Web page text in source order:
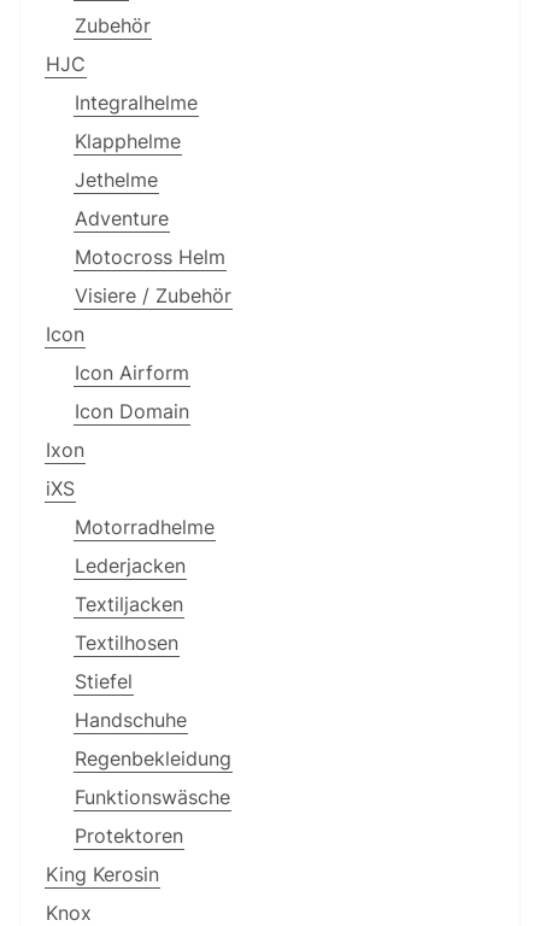
Zubehör
HJC
Integralhelme
Klapphelme
Jethelme
Adventure
Motocross Helm
Visiere / Zubehör
Icon
Icon Airform
Icon Domain
Ixon
iXS
Motorradhelme
Lederjacken
Textiljacken
Textilhosen
Stiefel
Handschuhe
Regenbekleidung
Funktionswäsche
Protektoren
King Kerosin
Knox